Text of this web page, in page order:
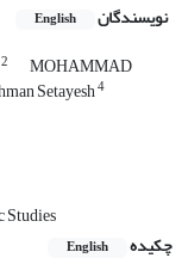
نویسندگان English
2 MOHAMMAD
Setayesh4
Studies
چکیده
English